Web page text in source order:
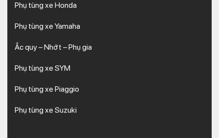
Phụ tùng xe Honda
Phụ tùng xe Yamaha
Ắc quy – Nhớt – Phụ gia
Phụ tùng xe SYM
Phụ tùng xe Piaggio
Phụ tùng xe Suzuki